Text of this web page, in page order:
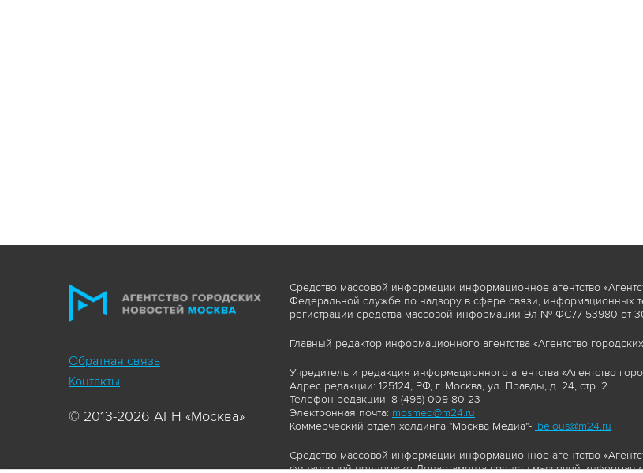
Обратная связь
Контакты
© 2013-2026 АГН «Москва»
Средство массовой информации информационное агентство
Федеральной службе по надзору в сфере связи, информационных
регистрации средства массовой информации Эл № ФС77-53980 от
Главный редактор информационного агентства «Агентство
Учредитель и редакция информационного агентства «Агентство
Адрес редакции: 125124, РФ, г. Москва, ул. Правды, д. 24, стр. 2
Телефон редакции: 8 (495) 009-80-23
Электронная почта: mosmed@m24.ru
Коммерческий отдел холдинга "Москва Медиа"- ibelous@m24.ru
Средство массовой информации информационное агентство
финансовой поддержке Департамента средств массовой